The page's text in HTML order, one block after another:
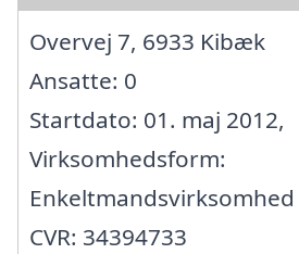
Overvej 7, 6933 Kibæk
Ansatte: 0
Startdato: 01. maj 2012,
Virksomhedsform:
Enkeltmandsvirksomhed
CVR: 34394733